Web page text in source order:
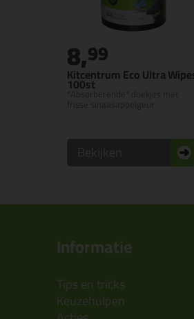
Kitcentrum Eco Ultra
100st
*Absorberende* doekjes met
8,99
Informatie
Tips en tricks
Keuzehulpen